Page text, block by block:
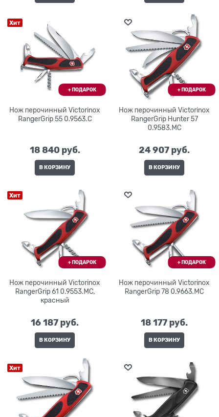
Хит
Нож перочинный Victorinox
RangerGrip 55 0.9563.C
18 840 руб.
В КОРЗИНУ
Нож перочинный Victorinox
RangerGrip Hunter 57
0.9583.MC
24 907 руб.
В КОРЗИНУ
Хит
Нож перочинный Victorinox
RangerGrip 61 0.9553.MC,
красный
16 187 руб.
В КОРЗИНУ
Нож перочинный Victorinox
RangerGrip 78 0.9663.MC
18 177 руб.
В КОРЗИНУ
Хит